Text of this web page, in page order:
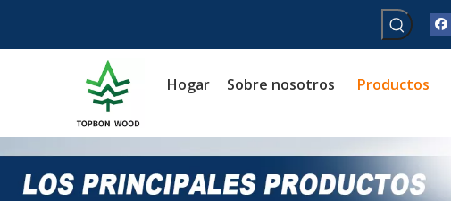
Hogar Sobre nosotros Productos